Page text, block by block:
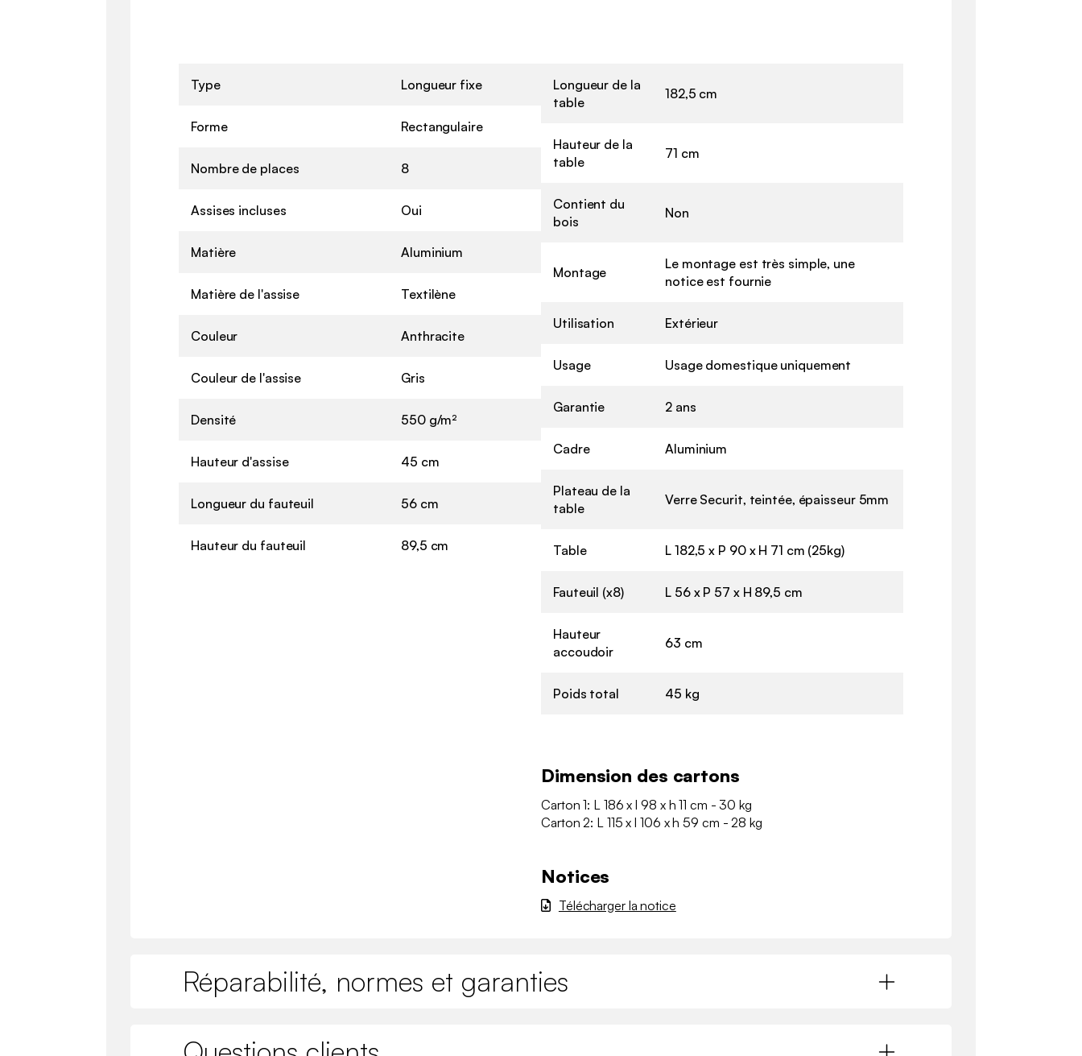
Type Longueur fixe
Forme Rectangulaire
Nombre de places 8
Assises incluses Oui
Matière Aluminium
Matière de l'assise Textilène
Couleur Anthracite
Couleur de l'assise Gris
Densité 550 g/m²
Hauteur d'assise 45 cm
Longueur du fauteuil 56 cm
Hauteur du fauteuil 89,5 cm
Longueur de la
table
182,5 cm
Hauteur de la
table
71 cm
Contient du
bois
Non
Montage
Le montage est très simple, une
notice est fournie
Utilisation Extérieur
Usage Usage domestique uniquement
Garantie 2 ans
Cadre Aluminium
Plateau de la
table
Verre Securit, teintée, épaisseur 5mm
Table L 182,5 x P 90 x H 71 cm (25kg)
Fauteuil (x8) L 56 x P 57 x H 89,5 cm
Hauteur
accoudoir
63 cm
Poids total 45 kg
Dimension des cartons
Carton 1: L 186 x l 98 x h 11 cm - 30 kg
Carton 2: L 115 x l 106 x h 59 cm - 28 kg
Notices
Télécharger la notice
Réparabilité, normes et garanties